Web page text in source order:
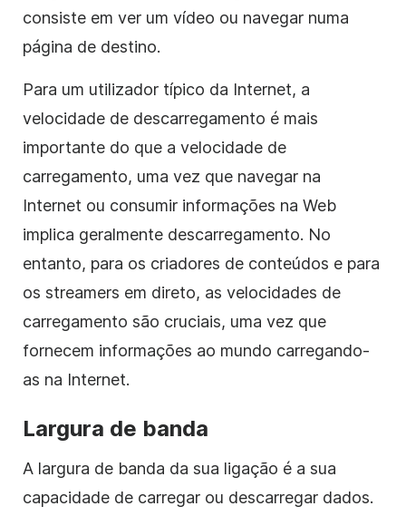
consiste em ver um vídeo ou navegar numa
página de destino.
Para um utilizador típico da Internet, a
velocidade de descarregamento é mais
importante do que a velocidade de
carregamento, uma vez que navegar na
Internet ou consumir informações na Web
implica geralmente descarregamento. No
entanto, para os criadores de conteúdos e para
os streamers em direto, as velocidades de
carregamento são cruciais, uma vez que
fornecem informações ao mundo carregando-
as na Internet.
Largura de banda
A largura de banda da sua ligação é a sua
capacidade de carregar ou descarregar dados.